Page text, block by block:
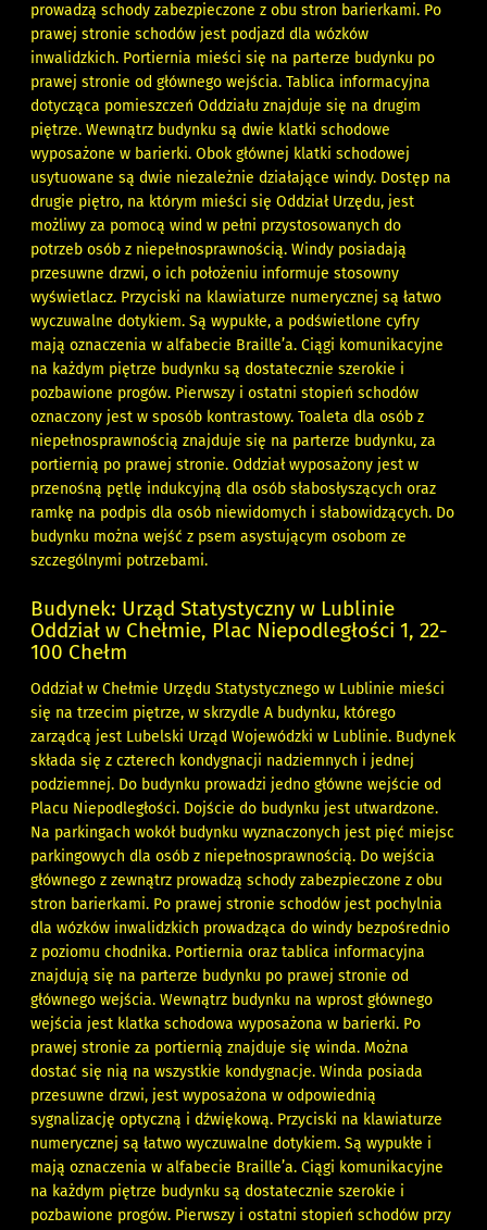
prowadzą schody zabezpieczone z obu stron barierkami. Po
prawej stronie schodów jest podjazd dla wózków
inwalidzkich. Portiernia mieści się na parterze budynku po
prawej stronie od głównego wejścia. Tablica informacyjna
dotycząca pomieszczeń Oddziału znajduje się na drugim
piętrze. Wewnątrz budynku są dwie klatki schodowe
wyposażone w barierki. Obok głównej klatki schodowej
usytuowane są dwie niezależnie działające windy. Dostęp na
drugie piętro, na którym mieści się Oddział Urzędu, jest
możliwy za pomocą wind w pełni przystosowanych do
potrzeb osób z niepełnosprawnością. Windy posiadają
przesuwne drzwi, o ich położeniu informuje stosowny
wyświetlacz. Przyciski na klawiaturze numerycznej są łatwo
wyczuwalne dotykiem. Są wypukłe, a podświetlone cyfry
mają oznaczenia w alfabecie Braille’a. Ciągi komunikacyjne
na każdym piętrze budynku są dostatecznie szerokie i
pozbawione progów. Pierwszy i ostatni stopień schodów
oznaczony jest w sposób kontrastowy. Toaleta dla osób z
niepełnosprawnością znajduje się na parterze budynku, za
portiernią po prawej stronie. Oddział wyposażony jest w
przenośną pętlę indukcyjną dla osób słabosłyszących oraz
ramkę na podpis dla osób niewidomych i słabowidzących. Do
budynku można wejść z psem asystującym osobom ze
szczególnymi potrzebami.
Budynek: Urząd Statystyczny w Lublinie
Oddział w Chełmie, Plac Niepodległości 1, 22-
100 Chełm
Oddział w Chełmie Urzędu Statystycznego w Lublinie mieści
się na trzecim piętrze, w skrzydle A budynku, którego
zarządcą jest Lubelski Urząd Wojewódzki w Lublinie. Budynek
składa się z czterech kondygnacji nadziemnych i jednej
podziemnej. Do budynku prowadzi jedno główne wejście od
Placu Niepodległości. Dojście do budynku jest utwardzone.
Na parkingach wokół budynku wyznaczonych jest pięć miejsc
parkingowych dla osób z niepełnosprawnością. Do wejścia
głównego z zewnątrz prowadzą schody zabezpieczone z obu
stron barierkami. Po prawej stronie schodów jest pochylnia
dla wózków inwalidzkich prowadząca do windy bezpośrednio
z poziomu chodnika. Portiernia oraz tablica informacyjna
znajdują się na parterze budynku po prawej stronie od
głównego wejścia. Wewnątrz budynku na wprost głównego
wejścia jest klatka schodowa wyposażona w barierki. Po
prawej stronie za portiernią znajduje się winda. Można
dostać się nią na wszystkie kondygnacje. Winda posiada
przesuwne drzwi, jest wyposażona w odpowiednią
sygnalizację optyczną i dźwiękową. Przyciski na klawiaturze
numerycznej są łatwo wyczuwalne dotykiem. Są wypukłe i
mają oznaczenia w alfabecie Braille’a. Ciągi komunikacyjne
na każdym piętrze budynku są dostatecznie szerokie i
pozbawione progów. Pierwszy i ostatni stopień schodów przy